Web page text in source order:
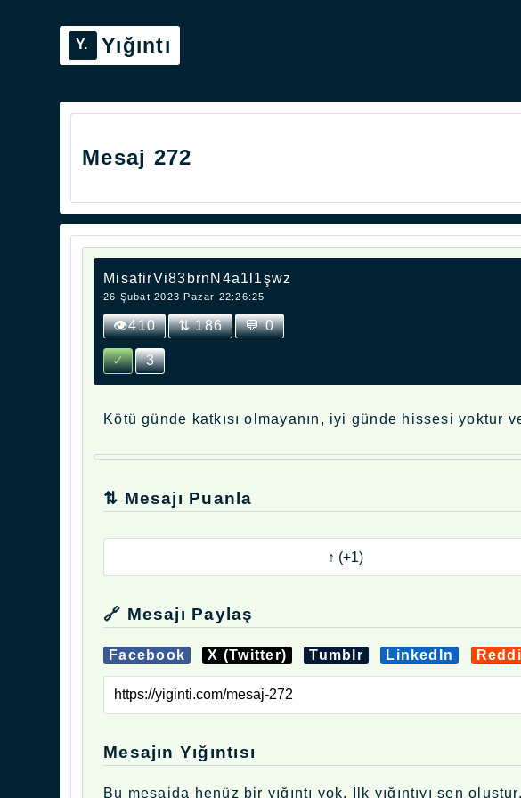
Yığıntı
Mesaj 272
MisafirVi83brnN4a1l1şwz
26 Şubat 2023 Pazar 22:26:25
👁410 ⇅ 186 💬 0
✓ 3
Kötü günde katkısı olmayanın, iyi günde hissesi yoktur
⇅ Mesajı Puanla
🔗 Mesajı Paylaş
Facebook X (Twitter) Tumblr LinkedIn
Mesajın Yığıntısı
Bu mesajda henüz bir yığıntı yok. İlk yığıntıyı sen oluştur.